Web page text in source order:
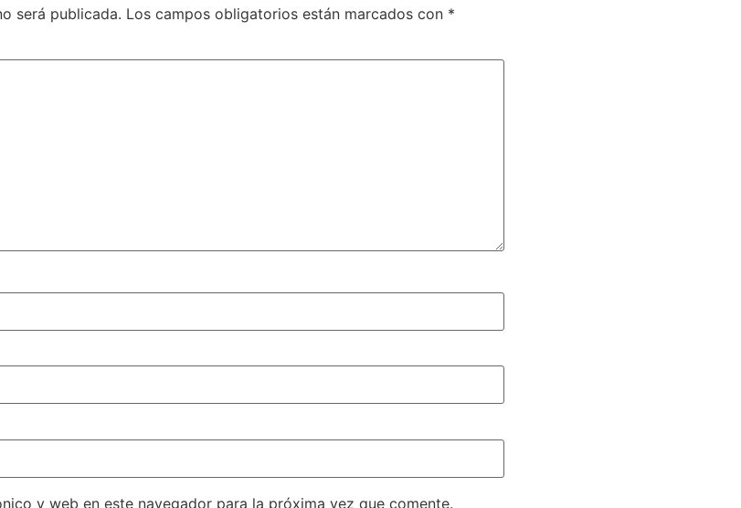
será publicada. Los campos obligatorios están marcados con *
y web en este navegador para la próxima vez que comente.